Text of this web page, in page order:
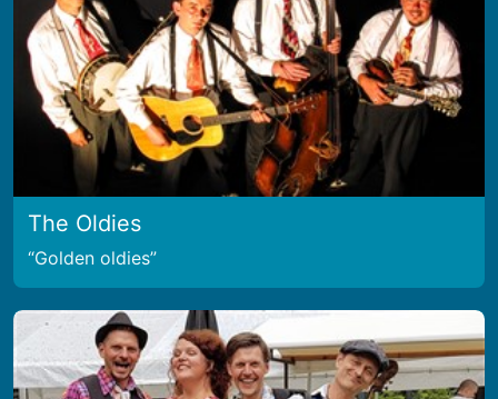
The Oldies
Golden oldies